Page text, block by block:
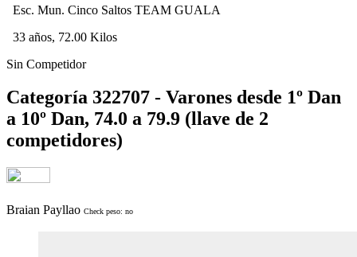
Esc. Mun. Cinco Saltos TEAM GUALA
33 años, 72.00 Kilos
Sin Competidor
Categoría 322707 - Varones desde 1º Dan
a 10º Dan, 74.0 a 79.9 (llave de 2
competidores)
Braian Payllao Check peso: no